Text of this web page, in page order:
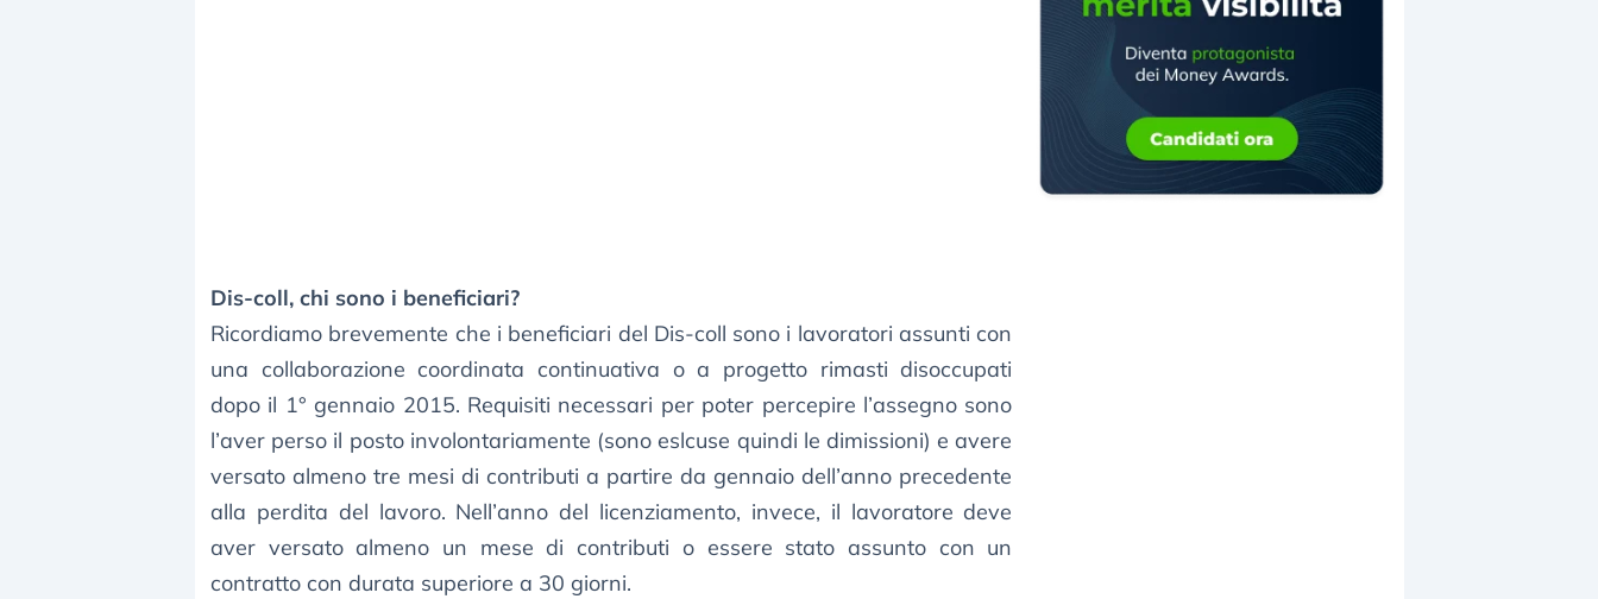
Dis-coll, chi sono i beneficiari?
Ricordiamo brevemente che i beneficiari del Dis-coll sono i lavoratori assunti con
una collaborazione coordinata continuativa o a progetto rimasti disoccupati
dopo il 1° gennaio 2015. Requisiti necessari per poter percepire l’assegno sono
l’aver perso il posto involontariamente (sono eslcuse quindi le dimissioni) e avere
versato almeno tre mesi di contributi a partire da gennaio dell’anno precedente
alla perdita del lavoro. Nell’anno del licenziamento, invece, il lavoratore deve
aver versato almeno un mese di contributi o essere stato assunto con un
contratto con durata superiore a 30 giorni.